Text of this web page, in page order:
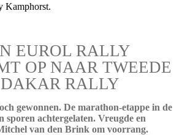
Kamphorst.
EUROL RALLY
OP NAAR TWEEDE
RALLY
gewonnen. De marathon-etappe in de
achtergelaten. Vreugde en
van den Brink om voorrang.